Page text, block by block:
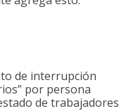
de interrupción
por persona
de trabajadores